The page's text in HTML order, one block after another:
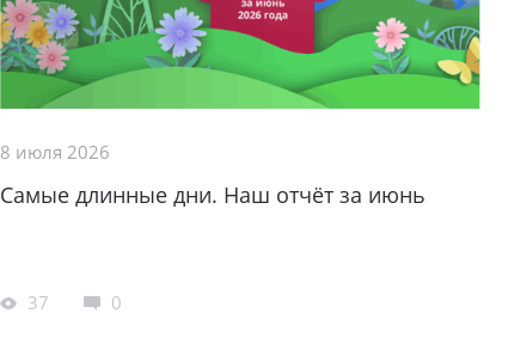
8 июля 2026
Самые длинные дни. Наш отчёт за июнь
37 0